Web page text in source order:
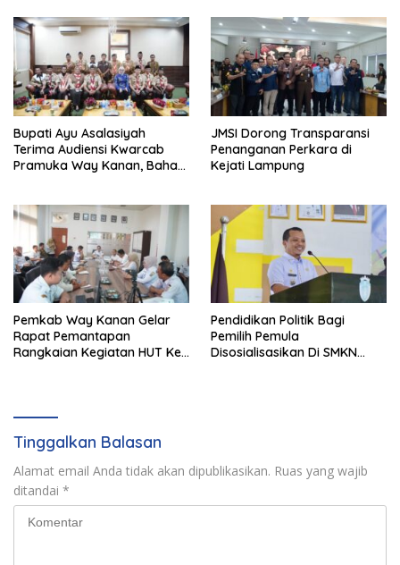
Bupati Ayu Asalasiyah
Terima Audiensi Kwarcab
Pramuka Way Kanan, Bahas
JMSI Dorong Transparansi
Penanganan Perkara di
Kejati Lampung
Pemkab Way Kanan Gelar
Rapat Pemantapan
Rangkaian Kegiatan HUT Ke-
Pendidikan Politik Bagi
Pemilih Pemula
Disosialisasikan Di SMKN
Tinggalkan Balasan
Alamat email Anda tidak akan dipublikasikan. Ruas yang wajib
ditandai *